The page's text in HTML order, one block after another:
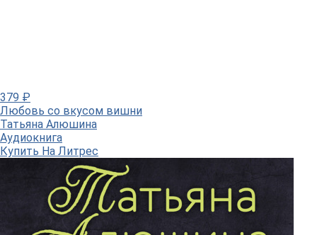
379 ₽
Любовь со вкусом вишни
Татьяна Алюшина
Аудиокнига
Купить На Литрес